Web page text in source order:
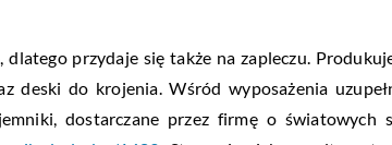
przydaje się także na zapleczu.
deski do krojenia. Wśród wyposażenia
dostarczane przez firmę o światowych